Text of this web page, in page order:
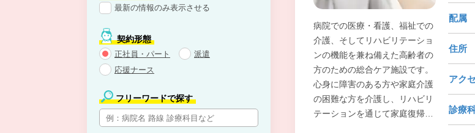
病院での医療・看護、福祉での
介護、そしてリハビリテーショ
ンの機能を兼ね備えた高齢者の
方のための総合ケア施設です。
心身に障害のある方や家庭介護
の困難な方を介護し、リハビリ
テーションを通じて家庭復帰を
配属
住所
アク
診療
最新の情報のみ表示させる
契約形態
正社員・パート
派遣
応援ナース
フリーワードで探す